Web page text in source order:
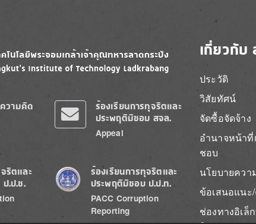
วามคิด
ร้องเรียนการทุจริตและ
ประพฤติมิชอบ สจล.
Appeal
ริตและ
.ป.ช.
Image
ร้องเรียนการทุจริตและ
ประพฤติมิชอบ ป.ป.ท.
PACC Corruption
Reporting
เกี่ยวกับ
ประวัติ
วิสัยทัศน์
จัดซื้อจัดจ้าง
อำนาจหน้า
ชอบ
นโยบายควา
ข้อเสนอแนะ
ช่องทางอิเล็